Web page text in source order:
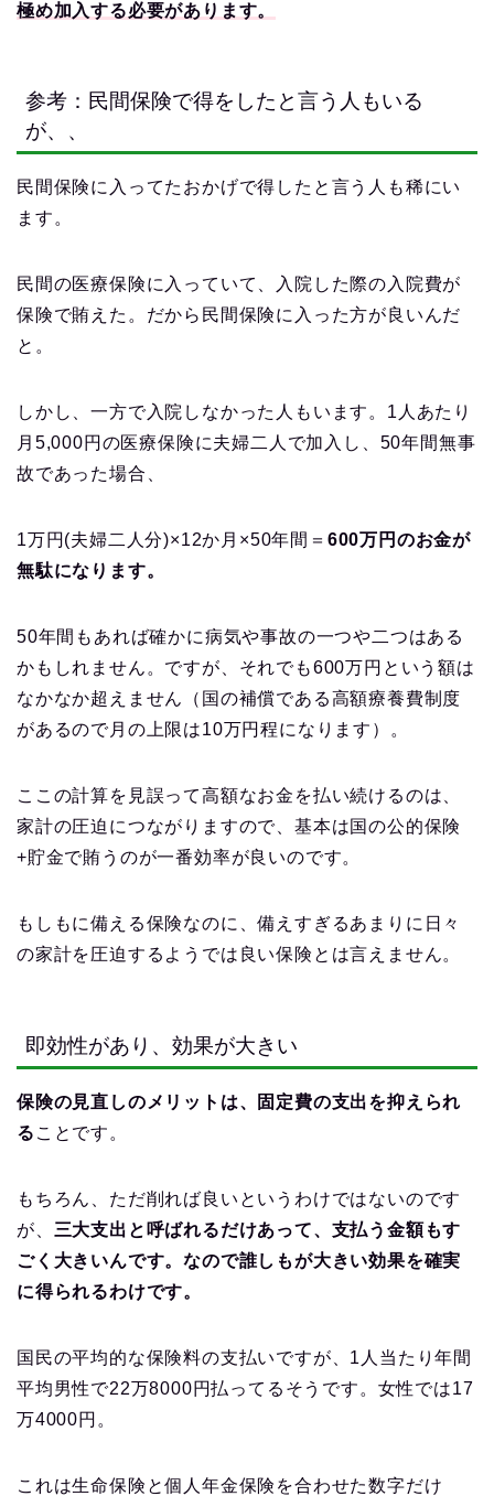
極め加入する必要があります。
参考：民間保険で得をしたと言う人もいる
が、、
民間保険に入ってたおかげで得したと言う人も稀にい
ます。
民間の医療保険に入っていて、入院した際の入院費が
保険で賄えた。だから民間保険に入った方が良いんだ
と。
しかし、一方で入院しなかった人もいます。1人あたり
月5,000円の医療保険に夫婦二人で加入し、50年間無事
故であった場合、
1万円(夫婦二人分)×12か月×50年間＝ 600万円のお金が
無駄になります。
50年間もあれば確かに病気や事故の一つや二つはある
かもしれません。ですが、それでも600万円という額は
なかなか超えません（国の補償である高額療養費制度
があるので月の上限は10万円程になります）。
ここの計算を見誤って高額なお金を払い続けるのは、
家計の圧迫につながりますので、基本は国の公的保険
+貯金で賄うのが一番効率が良いのです。
もしもに備える保険なのに、備えすぎるあまりに日々
の家計を圧迫するようでは良い保険とは言えません。
即効性があり、効果が大きい
保険の見直しのメリットは、固定費の支出を抑えられ
る ことです。
もちろん、ただ削れば良いというわけではないのです
が、 三大支出と呼ばれるだけあって、支払う金額もす
ごく大きいんです。なので誰しもが大きい効果を確実
に得られるわけです。
国民の平均的な保険料の支払いですが、1人当たり年間
平均男性で22万8000円払ってるそうです。女性では17
万4000円。
これは生命保険と個人年金保険を合わせた数字だけ